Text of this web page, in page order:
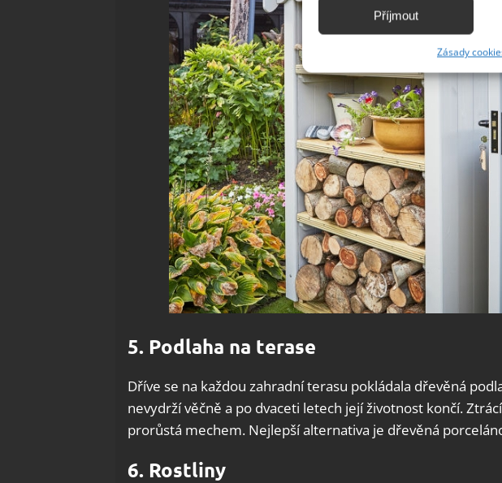
základě aktivně vyžádaných
Zajištění bezpečnosti,
odstraňování chyb,
Ukládání a sdělování voleb
Příjmout
Zásady
5. Podlaha na terase
Dříve se na každou zahradní terasu pokládala dřevěná
nevydrží věčně a po dvaceti letech její životnost končí.
prorůstá mechem. Nejlepší alternativa je dřevěná
6. Rostliny